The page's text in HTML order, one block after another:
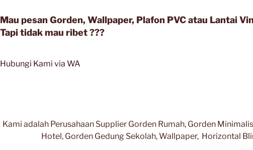
Mau pesan Gorden, Wallpaper, Plafon PVC atau Lantai
Tapi tidak mau ribet ???
Hubungi Kami via WA
Kami adalah Perusahaan Supplier Gorden Rumah, Gorden
Hotel, Gorden Gedung Sekolah, Wallpaper, Horizontal